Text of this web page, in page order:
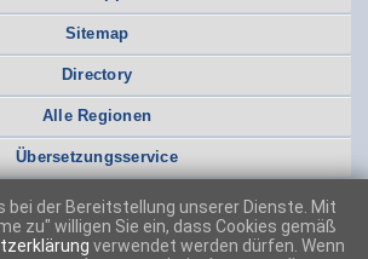
Sitemap
Directory
Alle Regionen
Übersetzungsservice
bei der Bereitstellung unserer Dienste. Mit
zu" willigen Sie ein, dass Cookies gemäß
verwendet werden dürfen. Wenn